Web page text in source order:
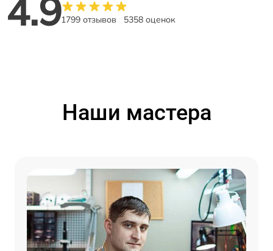
4.91799 отзывов 5358 оценок
Наши мастера